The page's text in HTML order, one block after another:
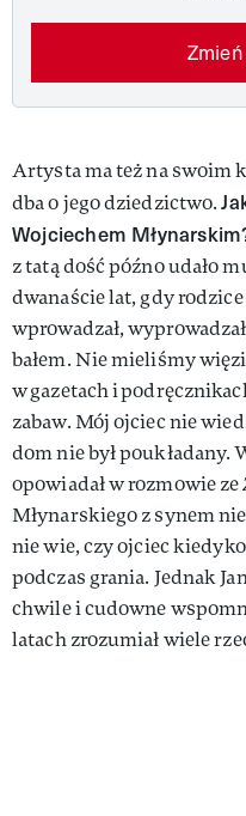
Artysta ma też na swoim
dba o jego dziedzictwo.
Wojciechem
z tatą dość późno udało
dwanaście lat, gdy
wprowadzał,
bałem. Nie mieliśmy
w gazetach i
zabaw. Mój ojciec nie
dom nie był poukładany.
opowiadał w rozmowie ze
Młynarskiego z synem
nie wie, czy ojciec
podczas grania. Jednak
chwile i cudowne
latach zrozumiał wiele